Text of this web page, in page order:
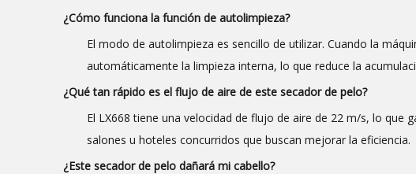
¿Cómo funciona la función de autolimpieza?
El modo de autolimpieza es sencillo de utilizar. Cuando la
automáticamente la limpieza interna, lo que reduce la
¿Qué tan rápido es el flujo de aire de este secador de pelo?
El LX668 tiene una velocidad de flujo de aire de 22 m/s, lo que
salones u hoteles concurridos que buscan mejorar la eficiencia.
¿Este secador de pelo dañará mi cabello?